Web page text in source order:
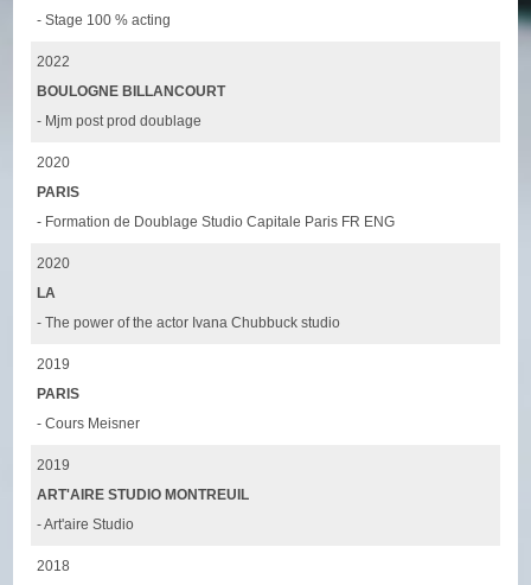
- Stage 100 % acting
2022
BOULOGNE BILLANCOURT
- Mjm post prod doublage
2020
PARIS
- Formation de Doublage Studio Capitale Paris FR ENG
2020
LA
- The power of the actor Ivana Chubbuck studio
2019
PARIS
- Cours Meisner
2019
ART'AIRE STUDIO MONTREUIL
- Art'aire Studio
2018